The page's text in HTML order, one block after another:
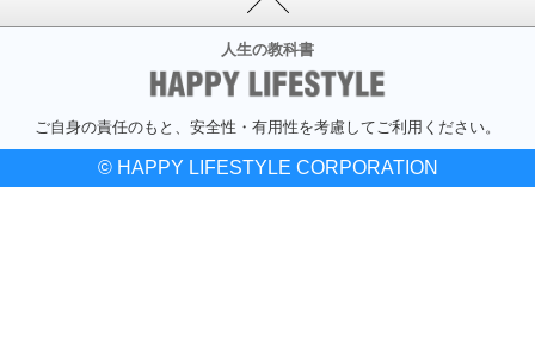
人生の教科書
ご自身の責任のもと、安全性・有用性を考慮してご利用ください。
© HAPPY LIFESTYLE CORPORATION